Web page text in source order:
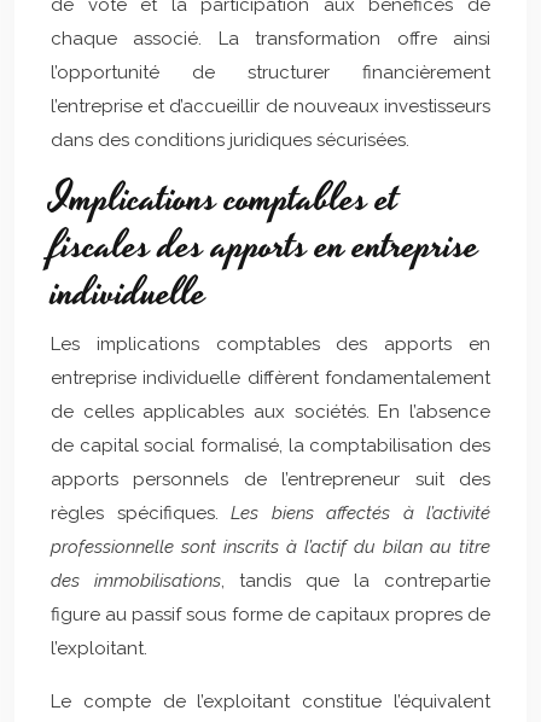
de vote et la participation aux bénéfices de
chaque associé. La transformation offre ainsi
l’opportunité de structurer financièrement
l’entreprise et d’accueillir de nouveaux investisseurs
dans des conditions juridiques sécurisées.
Implications comptables et
fiscales des apports en entreprise
individuelle
Les implications comptables des apports en
entreprise individuelle diffèrent fondamentalement
de celles applicables aux sociétés. En l’absence
de capital social formalisé, la comptabilisation des
apports personnels de l’entrepreneur suit des
règles spécifiques. Les biens affectés à l’activité
professionnelle sont inscrits à l’actif du bilan au titre
des immobilisations, tandis que la contrepartie
figure au passif sous forme de capitaux propres de
l’exploitant.
Le compte de l’exploitant constitue l’équivalent